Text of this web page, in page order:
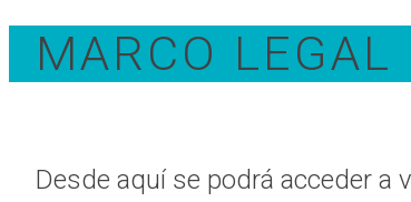
MARCO LEGAL
Desde aquí se podrá acceder a